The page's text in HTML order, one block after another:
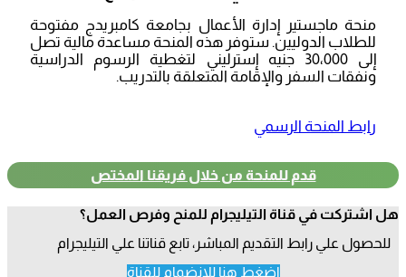
منحة ماجستير إدارة الأعمال بجامعة كامبريدج مفتوحة
للطلاب الدوليين. ستوفر هذه المنحة مساعدة مالية تصل
إلى 30،000 جنيه إسترليني لتغطية الرسوم الدراسية
ونفقات السفر والإقامة المتعلقة بالتدريب.
رابط المنحة الرسمي
قدم للمنحة من خلال فريقنا المختص
اشتركت في قناة التيليجرام للمنح وفرص العمل؟
للحصول علي رابط التقديم المباشر، تابع قناتنا علي التيليجرام
اضغط هنا للانضمام للقناة